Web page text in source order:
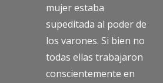
mujer estaba
supeditada al poder de
los varones. Si bien no
todas ellas trabajaron
conscientemente en